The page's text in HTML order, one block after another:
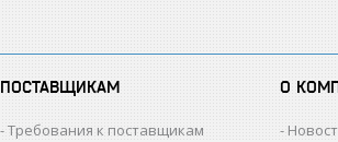
ПОСТАВЩИКАМ
Требования к поставщикам
О